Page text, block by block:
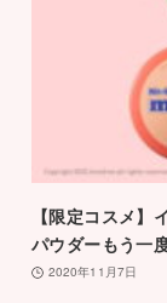
【限定コスメ
パウダーもう一
2020年11月7日